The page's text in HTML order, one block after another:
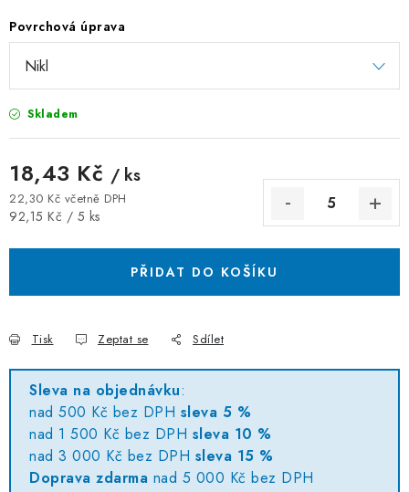
Povrchová úprava
Skladem
18,43 Kč / ks
22,30 Kč včetně DPH
Měrná cena:
92,15 Kč / 5 ks
PŘIDAT DO KOŠÍKU
Tisk Zeptat se Sdílet
Sleva na objednávku:
nad 500 Kč bez DPH sleva 5 %
nad 1 500 Kč bez DPH sleva 10 %
nad 3 000 Kč bez DPH sleva 15 %
Doprava zdarma nad 5 000 Kč bez DPH